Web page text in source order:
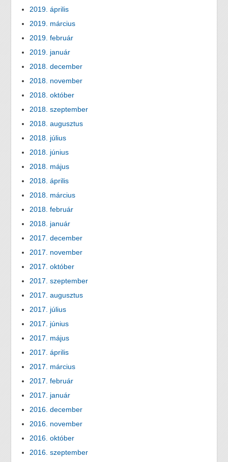
2019. április
2019. március
2019. február
2019. január
2018. december
2018. november
2018. október
2018. szeptember
2018. augusztus
2018. július
2018. június
2018. május
2018. április
2018. március
2018. február
2018. január
2017. december
2017. november
2017. október
2017. szeptember
2017. augusztus
2017. július
2017. június
2017. május
2017. április
2017. március
2017. február
2017. január
2016. december
2016. november
2016. október
2016. szeptember